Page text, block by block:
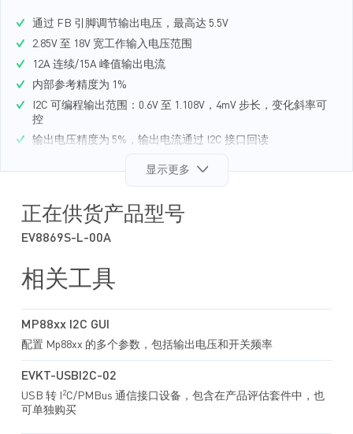
通过 FB 引脚调节输出电压，最高达 5.5V
2.85V 至 18V 宽工作输入电压范围
12A 连续/15A 峰值输出电流
内部参考精度为 1%
I2C 可编程输出范围：0.6V 至 1.108V，4mV 步长，变化斜率可
控
输出电压精度为 5%，输出电流通过 I2C 接口回读
值
外部软启动功能
开漏电源正常指示
OCP 保护自动恢复/锁定
显示更多
正在供货产品型号
EV8869S-L-00A
相关工具
MP88xx I2C GUI
配置 Mp88xx 的多个参数，包括输出电压和开关频率
EVKT-USBI2C-02
USB 转 I 2C/PMBus 通信接口设备，包含在产品评估套件中，也
可单独购买